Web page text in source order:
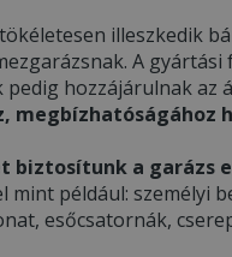
illeszkedik
A
pedig hozzájárulnak az
megbízhatóságához
biztosítunk a garázs
például: személyi
esőcsatornák,